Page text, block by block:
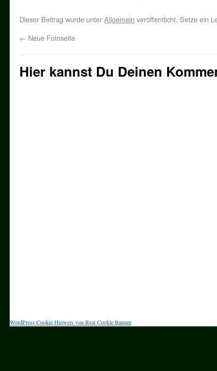
Dieser Beitrag wurde unterAllgemein veröffentlicht. Setze ein
← Neue Fotoseite
Hier kannst Du Deinen
WordPress Cookie Hinweis von Real Cookie Banner